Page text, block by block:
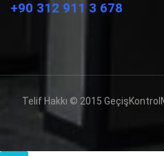
+90 312 911 3 678
Telif Hakkı © 2015